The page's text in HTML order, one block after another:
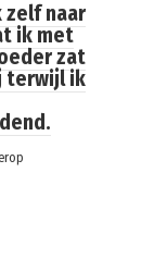
zelf naar
ik met
zat
terwijl ik